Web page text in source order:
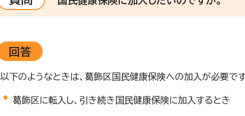
回答
以下のようなときは、葛飾区国民健康保険への加入が必要です
葛飾区に転入し、引き続き国民健康保険に加入するとき